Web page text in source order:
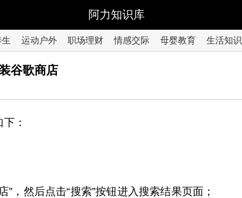
阿力知识库
运动户外 职场理财 情感交际 母婴教育 生活知识
谷歌商店
：
，然后点击“搜索”按钮进入搜索结果页面；